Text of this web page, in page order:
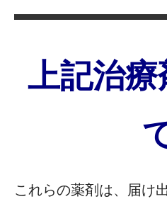
上記治
これらの薬剤は、届け